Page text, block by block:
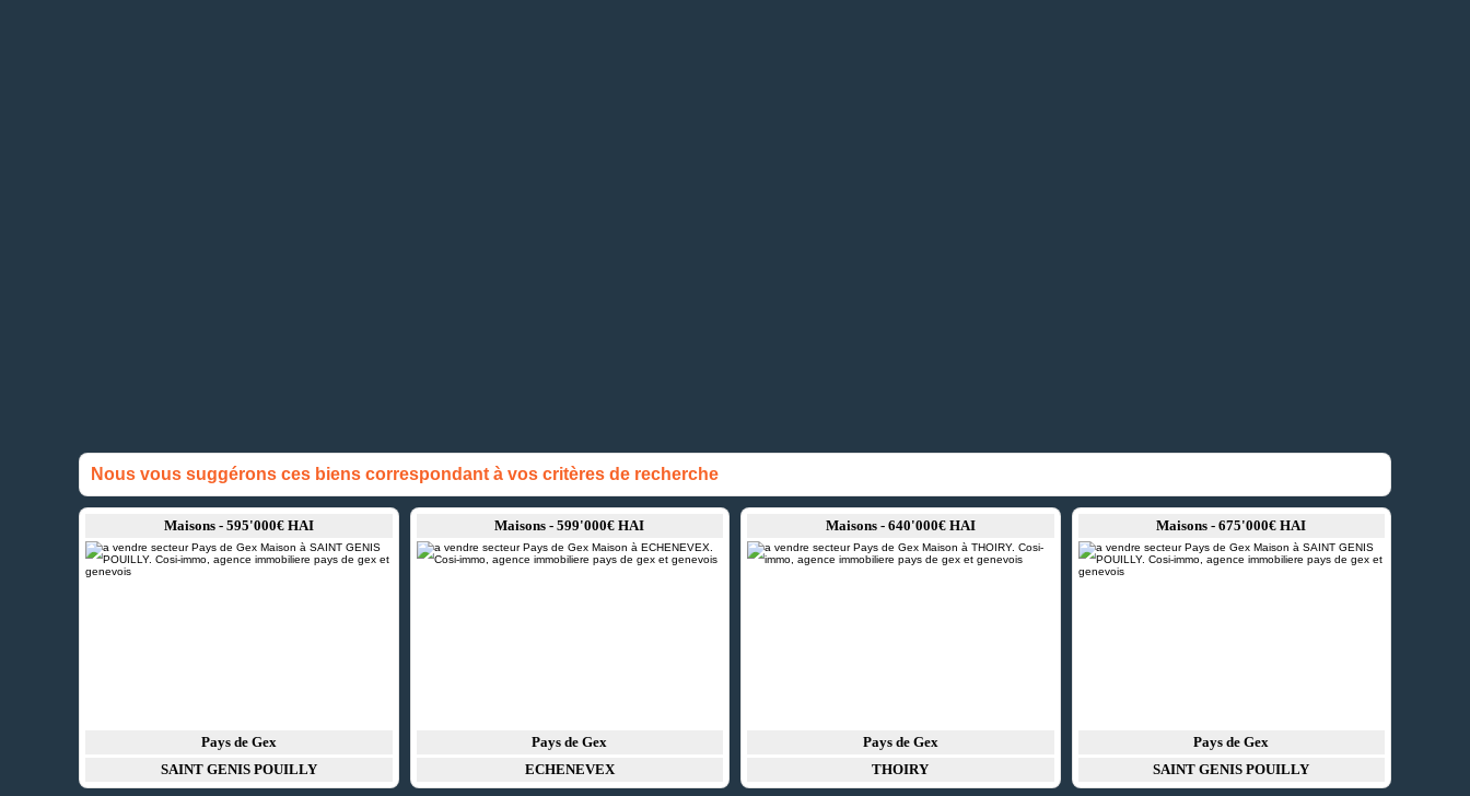
Nous vous suggérons ces biens correspondant à vos critères de recherche
Maisons - 595'000€ HAI
Pays de Gex
SAINT GENIS POUILLY
Maisons - 599'000€ HAI
Pays de Gex
ECHENEVEX
Maisons - 640'000€ HAI
Pays de Gex
THOIRY
Maisons - 675'000€ HAI
Pays de Gex
SAINT GENIS POUILLY